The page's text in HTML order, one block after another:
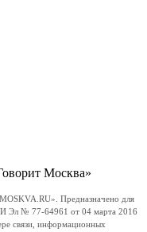
Москва»
Предназначено для
Эл № 77-64961 от 04 марта 2016
связи, информационных